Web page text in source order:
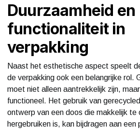
Duurzaamheid en
functionaliteit in
verpakking
Naast het esthetische aspect speelt
de verpakking ook een belangrijke rol.
moet niet alleen aantrekkelijk zijn,
functioneel. Het gebruik van
ontwerp van een doos die makkelijk te
hergebruiken is, kan bijdragen aan een